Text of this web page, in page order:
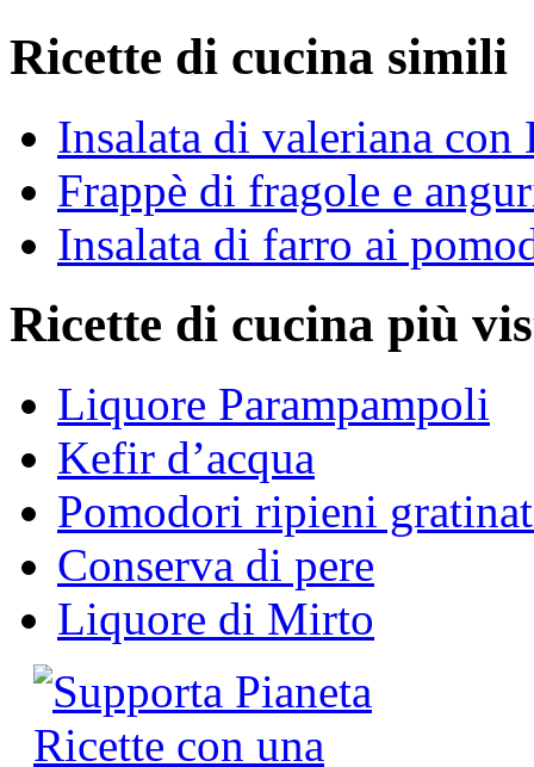
Ricette di cucina simili
Insalata di valeriana con
Frappè di fragole e
Insalata di farro ai
Ricette di cucina più
Liquore Parampampoli
Kefir d’acqua
Pomodori ripieni
Conserva di pere
Liquore di Mirto